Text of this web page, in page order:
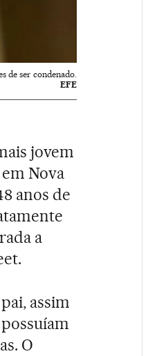
de ser condenado.
EFE
jovem
Nova
anos de
a
assim
O